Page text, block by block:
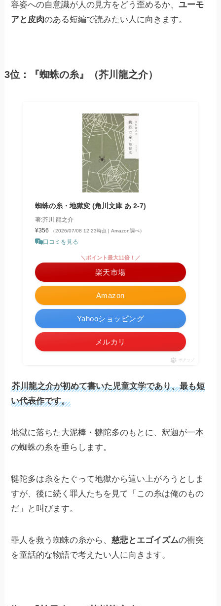
容姿への自意識が人の見方をどう歪めるか、ユーモ
アと皮肉のある短編で読みたい人に向きます。
3位：『蜘蛛の糸』（芥川龍之介）
蜘蛛の糸・地獄変 (角川文庫 あ 2-7)
著:芥川 龍之介
¥356
（2026/07/08 12:23時点 | Amazon調べ）
口コミを見る
Amazon
＼ポイント最大11倍！／
楽天市場
Yahooショッピング
メルカリ
ポチップ
芥川龍之介が初めて書いた児童文学であり、最も短
い代表作です。
地獄に落ちた大泥棒・犍陀多のもとに、釈迦が一本
の蜘蛛の糸を垂らします。
犍陀多は糸をたぐって地獄から這い上がろうとしま
すが、後に続く罪人たちを見て「この糸は俺のもの
だ」と叫びます。
罪人を救う蜘蛛の糸から、慈悲とエゴイズムの衝突
を童話的な物語で考えたい人に向きます。